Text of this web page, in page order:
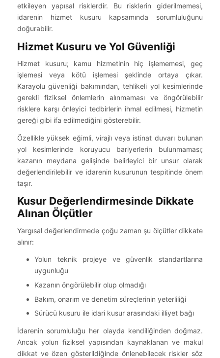
etkileyen yapısal risklerdir. Bu risklerin giderilmemesi,
idarenin hizmet kusuru kapsamında sorumluluğunu
doğurabilir.
Hizmet Kusuru ve Yol Güvenliği
Hizmet kusuru; kamu hizmetinin hiç işlememesi, geç
işlemesi veya kötü işlemesi şeklinde ortaya çıkar.
Karayolu güvenliği bakımından, tehlikeli yol kesimlerinde
gerekli fiziksel önlemlerin alınmaması ve öngörülebilir
risklere karşı önleyici tedbirlerin ihmal edilmesi, hizmetin
gereği gibi ifa edilmediğini gösterebilir.
Özellikle yüksek eğimli, virajlı veya istinat duvarı bulunan
yol kesimlerinde koruyucu bariyerlerin bulunmaması;
kazanın meydana gelişinde belirleyici bir unsur olarak
değerlendirilebilir ve idarenin kusurunun tespitinde önem
taşır.
Kusur Değerlendirmesinde Dikkate
Alınan Ölçütler
Yargısal değerlendirmede çoğu zaman şu ölçütler dikkate
alınır:
Yolun teknik projeye ve güvenlik standartlarına
uygunluğu
Kazanın öngörülebilir olup olmadığı
Bakım, onarım ve denetim süreçlerinin yeterliliği
Sürücü kusuru ile idari kusur arasındaki illiyet bağı
İdarenin sorumluluğu her olayda kendiliğinden doğmaz.
Ancak yolun fiziksel yapısından kaynaklanan ve makul
dikkat ve özen gösterildiğinde önlenebilecek riskler söz